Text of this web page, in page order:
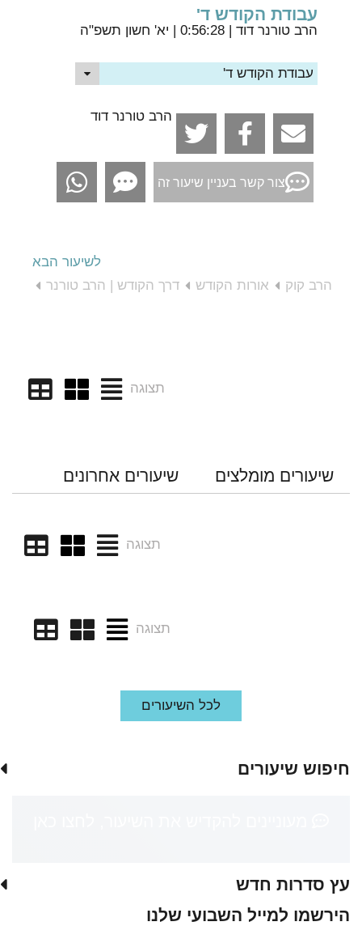
עבודת הקודש ד'
הרב טורנר דוד
עבודת הקודש ד'
הרב טורנר דוד
צור קשר בעניין שיעור זה
לשיעור הבא
הרב קוק
אורות הקודש דרך הקודש | הרב טורנר
תצוגה
שיעורים מומלצים שיעורים אחרונים
תצוגה
תצוגה
לכל השיעורים
חיפוש שיעורים
עץ סדרות חדש
הירשמו למייל השבועי שלנו